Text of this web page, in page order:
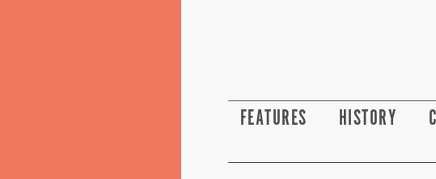
FEATURES HISTORY